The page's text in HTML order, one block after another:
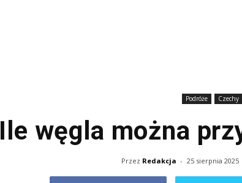
Podróże Czechy
Ile węgla można
Przez Redakcja - 25 sierpnia 2025